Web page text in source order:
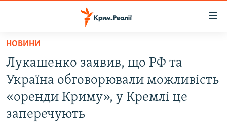
Перейти
основного
матеріалу
Перейти
до
основної
ВОДА.КРИМ
ВІДЕО ТА ФОТО
НОВИНИ
Лукашенко заявив, що РФ та
Україна обговорювали можливість
«оренди Криму», у Кремлі це
заперечують